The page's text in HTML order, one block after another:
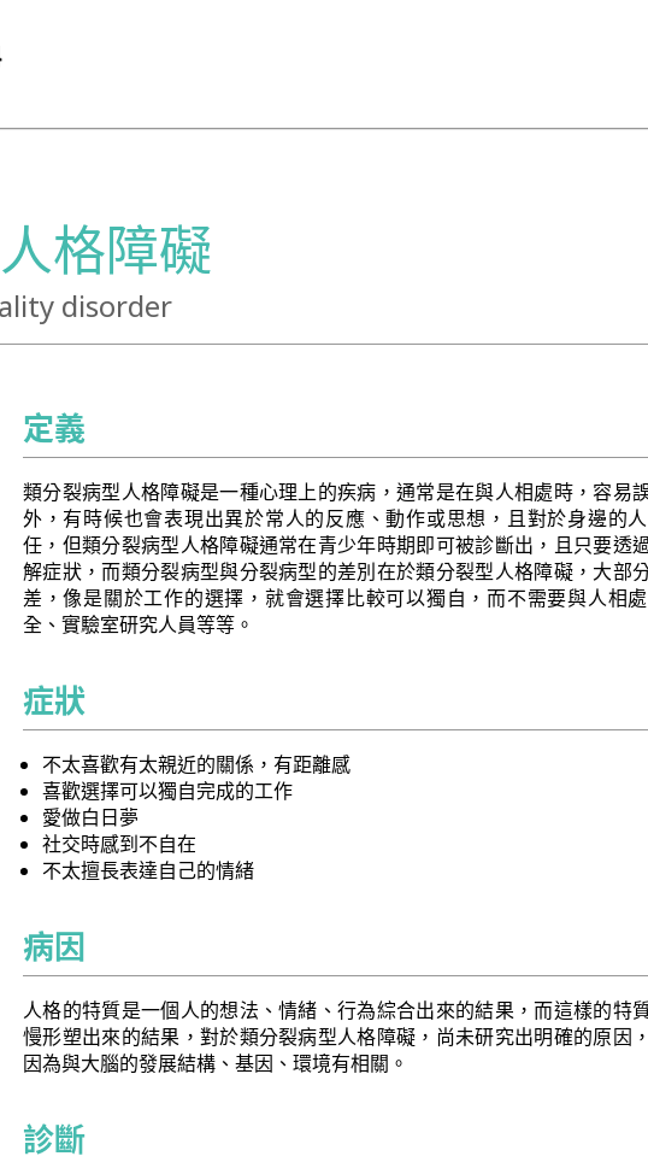
格障礙
disorder
定義
類分裂病型人格障礙是一種心理上的疾病，通常是在與人相處時，容易
外，有時候也會表現出異於常人的反應、動作或思想，且對於身邊的
任，但類分裂病型人格障礙通常在青少年時期即可被診斷出，且只要透
解症狀，而類分裂病型與分裂病型的差別在於類分裂型人格障礙，大部
差，像是關於工作的選擇，就會選擇比較可以獨自，而不需要與人相
全、實驗室研究人員等等。
症狀
不太喜歡有太親近的關係，有距離感
喜歡選擇可以獨自完成的工作
愛做白日夢
社交時感到不自在
不太擅長表達自己的情緒
病因
人格的特質是一個人的想法、情緒、行為綜合出來的結果，而這樣的特
慢形塑出來的結果，對於類分裂病型人格障礙，尚未研究出明確的原因
因為與大腦的發展結構、基因、環境有相關。
診斷